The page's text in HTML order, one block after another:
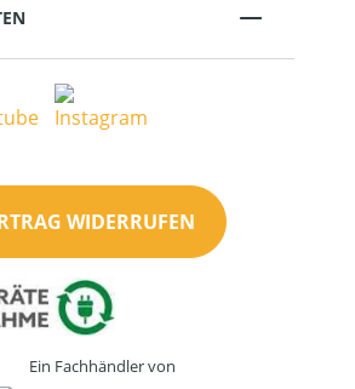
WIDERRUFEN
Ein Fachhändler von